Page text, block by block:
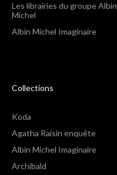
Les librairies du groupe Albin
Michel
Albin Michel Imaginaire
Collections
Koda
Agatha Raisin enquête
Albin Michel Imaginaire
Archibald